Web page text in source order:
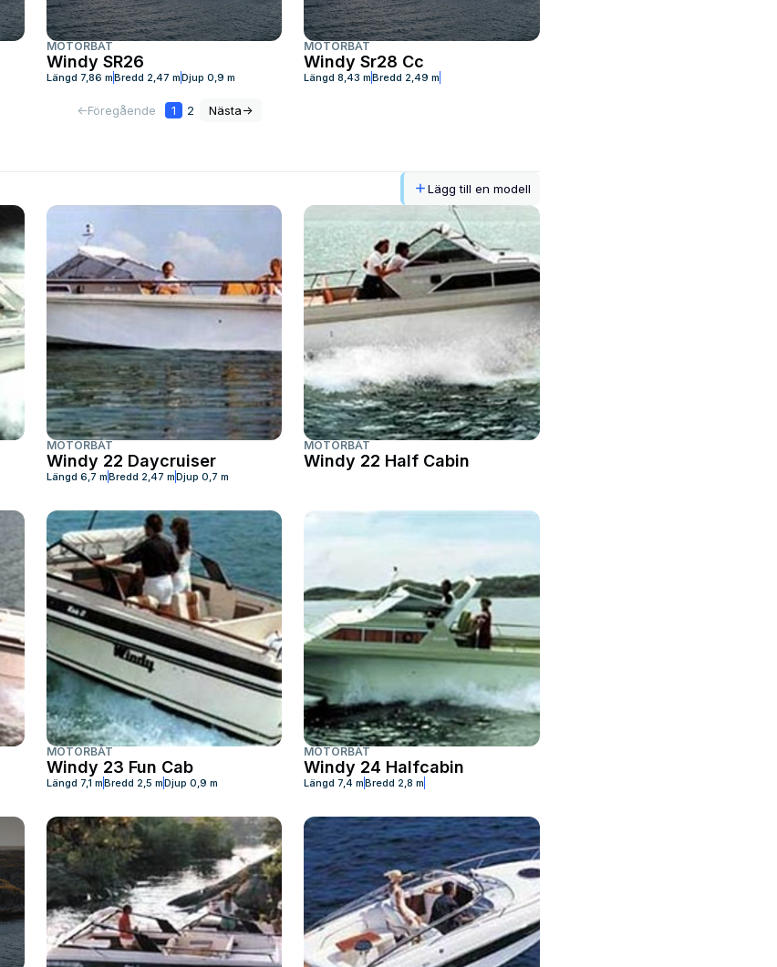
MOTORBÅT
Windy SR26
Längd 7,86 mBredd 2,47 mDjup 0,9 m
MOTORBÅT
Windy Sr28 Cc
Längd8,43 mBredd 2,49 m
<-Föregående 1 2 Nästa->
Lägg till en modell
MOTORBÅT
Windy 22 Daycruiser
Längd 6,7 mBredd 2,47 mDjup 0,7 m
MOTORBÅT
Windy 22 Half Cabin
MOTORBÅT
Windy 23 Fun Cab
Längd 7,1 mBredd 2,5 mDjup 0,9 m
MOTORBÅT
Windy 24 Halfcabin
Längd 7,4 mBredd 2,8 m